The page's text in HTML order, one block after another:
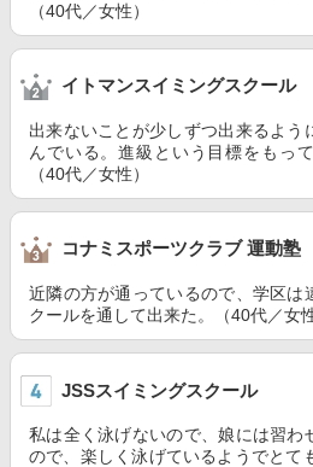
（40代／女性）
イトマンスイミングスクール
出来ないことが少しずつ出来るよう
んでいる。進級という目標をもっ
（40代／女性）
コナミスポーツクラブ 運動塾
近隣の方が通っているので、学区は
クールを通して出来た。（40代／女性
JSSスイミングスクール
私は全く泳げないので、娘には習わ
ので、楽しく泳げているようでとて